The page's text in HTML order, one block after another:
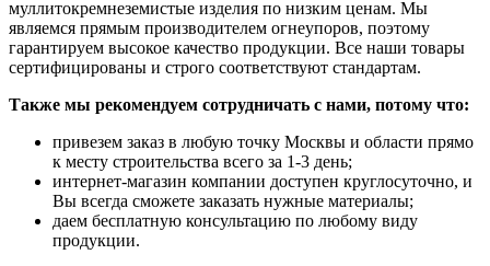
муллитокремнеземистые изделия по низким ценам. Мы
являемся прямым производителем огнеупоров, поэтому
гарантируем высокое качество продукции. Все наши товары
сертифицированы и строго соответствуют стандартам.
Также мы рекомендуем сотрудничать с нами, потому что:
привезем заказ в любую точку Москвы и области прямо
к месту строительства всего за 1-3 день;
интернет-магазин компании доступен круглосуточно, и
Вы всегда сможете заказать нужные материалы;
даем бесплатную консультацию по любому виду
продукции.